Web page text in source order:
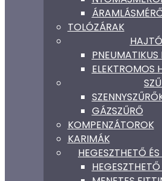
TOLÓZÁRAK
ELEKTROMOS
GÁZSZŰRŐ
KOMPENZÁTOROK
KARIMÁK
HEGESZTHETŐ